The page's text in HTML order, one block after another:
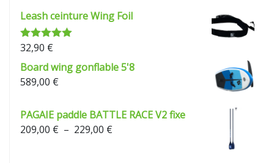
prix :
624,00 €
Leash ceinture Wing Foil
Note 5.00
32,90 €
Board wing gonflable 5'8
589,00 €
PAGAIE paddle BATTLE RACE V2 fixe
209,00 € – 229,00 €